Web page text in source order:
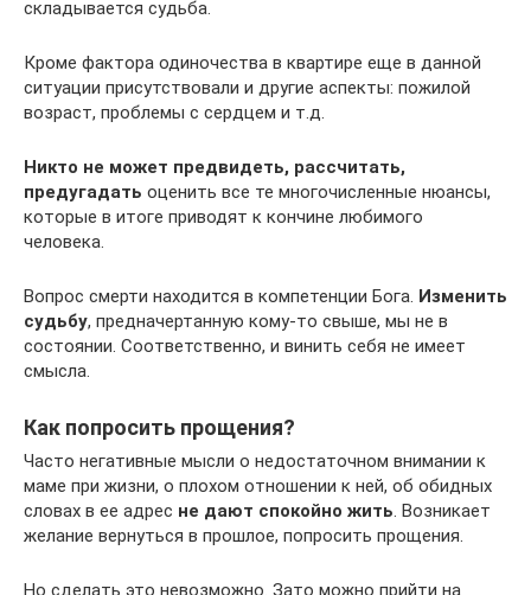
складывается судьба.
Кроме фактора одиночества в квартире еще в данной
ситуации присутствовали и другие аспекты: пожилой
возраст, проблемы с сердцем и т.д.
Никто не может предвидеть, рассчитать,
предугадать оценить все те многочисленные нюансы,
которые в итоге приводят к кончине любимого
человека.
Вопрос смерти находится в компетенции Бога. Изменить
судьбу, предначертанную кому-то свыше, мы не в
состоянии. Соответственно, и винить себя не имеет
смысла.
Как попросить прощения?
Часто негативные мысли о недостаточном внимании к
маме при жизни, о плохом отношении к ней, об обидных
словах в ее адрес не дают спокойно жить . Возникает
желание вернуться в прошлое, попросить прощения.
Но сделать это невозможно. Зато можно прийти на